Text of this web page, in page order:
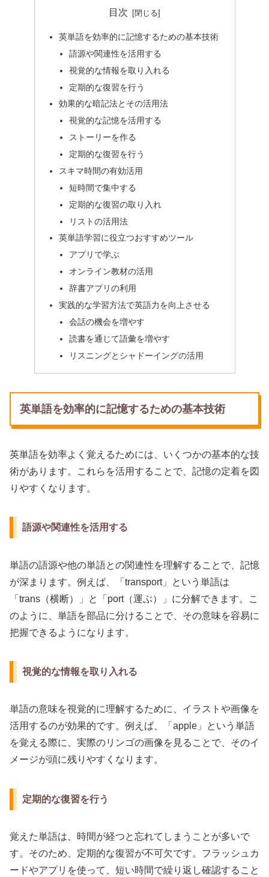
目次
英単語を効率的に記憶するための基本技術
語源や関連性を活用する
視覚的な情報を取り入れる
定期的な復習を行う
効果的な暗記法とその活用法
視覚的な記憶を活用する
ストーリーを作る
定期的な復習を行う
スキマ時間の有効活用
短時間で集中する
定期的な復習の取り入れ
リストの活用法
英単語学習に役立つおすすめツール
アプリで学ぶ
オンライン教材の活用
辞書アプリの利用
実践的な学習方法で英語力を向上させる
会話の機会を増やす
読書を通じて語彙を増やす
リスニングとシャドーイングの活用
英単語を効率的に記憶するための基本技術
英単語を効率よく覚えるためには、いくつかの基本的な技
術があります。これらを活用することで、記憶の定着を図
りやすくなります。
語源や関連性を活用する
単語の語源や他の単語との関連性を理解することで、記憶
が深まります。例えば、「transport」という単語は
「trans（横断）」と「port（運ぶ）」に分解できます。こ
のように、単語を部品に分けることで、その意味を容易に
把握できるようになります。
視覚的な情報を取り入れる
単語の意味を視覚的に理解するために、イラストや画像を
活用するのが効果的です。例えば、「apple」という単語
を覚える際に、実際のリンゴの画像を見ることで、そのイ
メージが頭に残りやすくなります。
定期的な復習を行う
覚えた単語は、時間が経つと忘れてしまうことが多いで
す。そのため、定期的な復習が不可欠です。フラッシュカ
ードやアプリを使って、短い時間で繰り返し確認すること